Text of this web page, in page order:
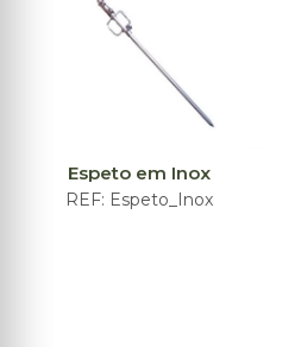
Espeto em Inox
REF: Espeto_Inox